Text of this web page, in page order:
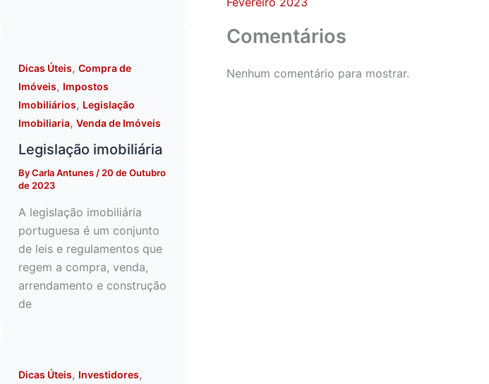
Dicas Úteis,Compra de
Imóveis, Impostos
Imobiliários, Legislação
Imobiliaria,Venda de Imóveis
Legislação imobiliária
ByCarla Antunes / 20 de Outubro
de 2023
A legislação imobiliária
portuguesa é um conjunto
de leis e regulamentos que
regem a compra, venda,
arrendamento e construção
de
Dicas Úteis, Investidores,
Comentários
Nenhum comentário para mostrar.